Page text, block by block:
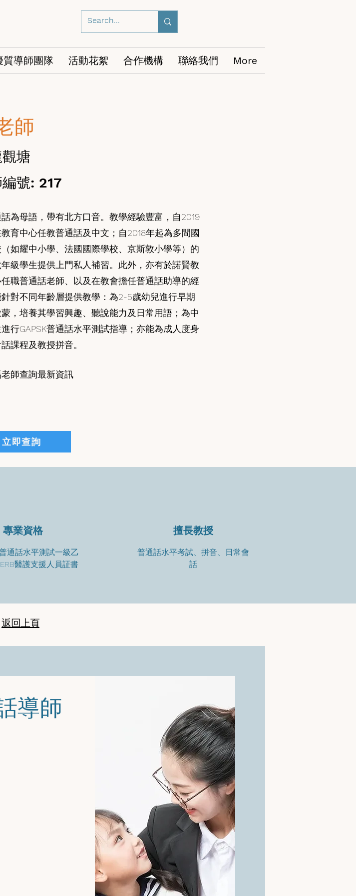
質導師團隊 活動花絮 合作機構 聯絡我們 More
師
塘
號: 217
話為母語，帶有北方口音。教學經驗豐富，自2019
育中心任教普通話及中文；自2018年起為多間國
（如耀中小學、法國國際學校、京斯敦小學等）的
級學生提供上門私人補習。此外，亦有於諾賢教
職普通話老師、以及在教會擔任普通話助導的經
對不同年齡層提供教學：為2-5歲幼兒進行早期
，培養其學習興趣、聽說能力及日常用語；為中
行GAPSK普通話水平測試指導；亦能為成人度身
課程及教授拼音。
師查詢最新資訊
立即查詢
專業資格
通話水平測試一級乙
醫護支援人員証書
擅長教授
普通話水平考試、拼音、日常會
話
返回上頁
導師